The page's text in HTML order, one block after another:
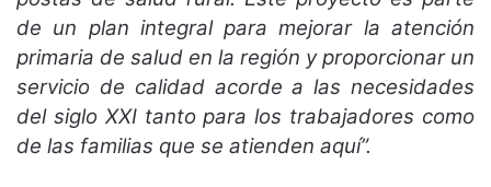
de un plan integral para mejorar la atención
primaria de salud en la región y proporcionar un
servicio de calidad acorde a las necesidades
del siglo XXI tanto para los trabajadores como
de las familias que se atienden aquí”.